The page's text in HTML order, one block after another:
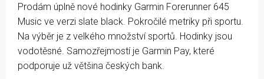
Prodám úplně nové hodinky Garmin Forerunner 645
Music ve verzi slate black. Pokročilé metriky při sportu.
Na výběr je z velkého množství sportů. Hodinky jsou
vodotěsné. Samozřejmostí je Garmin Pay, které
podporuje už většina českých bank.